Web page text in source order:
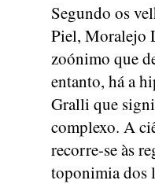
Segundo os
Piel, Moralejo
zoónimo que
entanto, há a
Gralli que
complexo. A
recorre-se às
toponimia dos